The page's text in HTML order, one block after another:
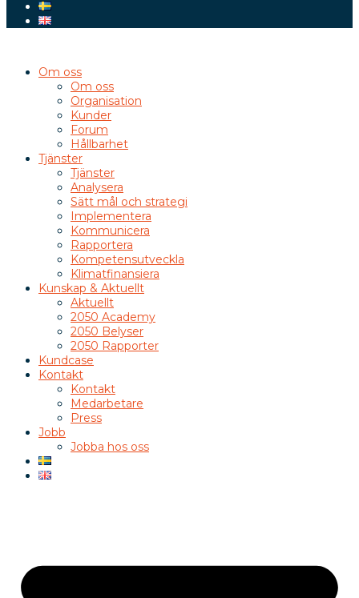
Om oss
Om oss
Organisation
Kunder
Forum
Hållbarhet
Tjänster
Tjänster
Analysera
Sätt mål och strategi
Implementera
Kommunicera
Rapportera
Kompetensutveckla
Klimatfinansiera
Kunskap & Aktuellt
Aktuellt
2050 Academy
2050 Belyser
2050 Rapporter
Kundcase
Kontakt
Kontakt
Medarbetare
Press
Jobb
Jobba hos oss